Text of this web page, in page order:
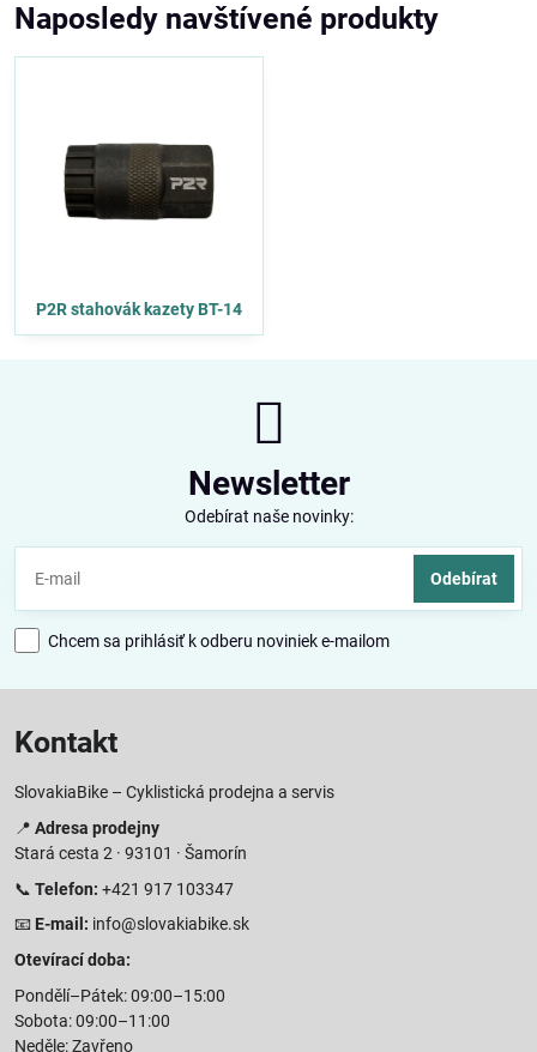
Naposledy navštívené produkty
P2R stahovák kazety BT-14
Newsletter
Odebírat naše novinky:
Odebírat
Chcem sa prihlásiť k odberu noviniek e-mailom
Kontakt
SlovakiaBike – Cyklistická prodejna a servis
📍 Adresa prodejny
Stará cesta 2 · 93101 · Šamorín
📞 Telefon: +421 917 103347
📧 E-mail: info@slovakiabike.sk
Otevírací doba:
Pondělí–Pátek: 09:00–15:00
Sobota: 09:00–11:00
Neděle: Zavřeno